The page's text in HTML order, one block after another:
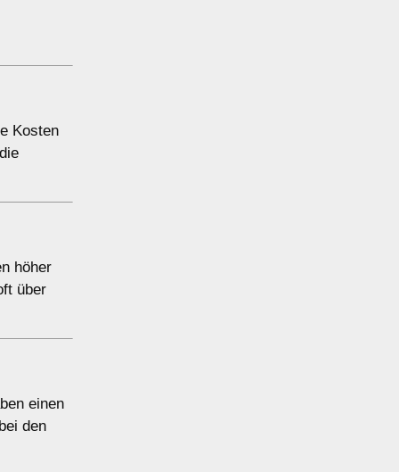
Kosten
höher
über
einen
den